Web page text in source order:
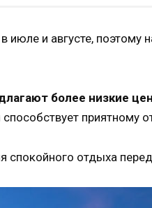
июле и августе, поэтому
более низкие
приятному
отдыха